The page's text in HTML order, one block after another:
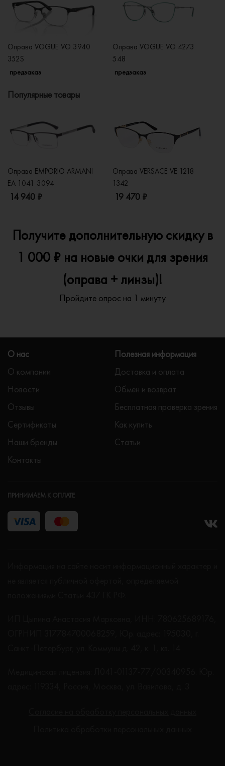
Оправа VOGUE VO 3940
352S
предзаказ
Оправа VOGUE VO 4273
548
предзаказ
Популярные товары
Оправа EMPORIO ARMANI
EA 1041 3094
14 940 ₽
Оправа VERSACE VE 1218
1342
19 470 ₽
Получите дополнительную скидку в
1 000 ₽ на новые очки для зрения
(оправа + линзы)!
Пройдите опрос на 1 минуту
О нас
О компании
Новости
Отзывы
Сертификаты
Наши бренды
Контакты
Полезная информация
Доставка и оплата
Обмен и возврат
Бесплатная проверка зрения
Как купить
Статьи
ПРИНИМАЕМ К ОПЛАТЕ